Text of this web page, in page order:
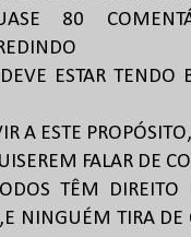
80
ESTAR TENDO
A ESTE
FALAR DE
TÊM DIREITO
NINGUÉM TIRA